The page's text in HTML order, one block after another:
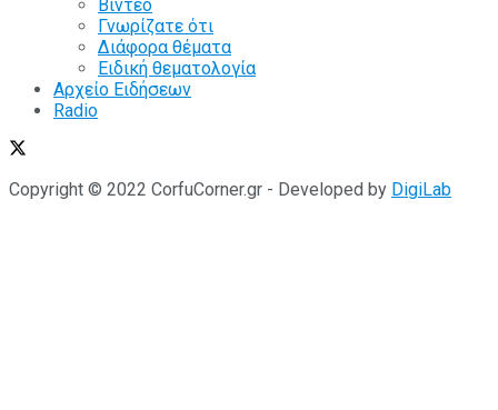
Βίντεο
Γνωρίζατε ότι
Διάφορα θέματα
Ειδική θεματολογία
Αρχείο Ειδήσεων
Radio
Copyright © 2022 CorfuCorner.gr - Developed by DigiLab